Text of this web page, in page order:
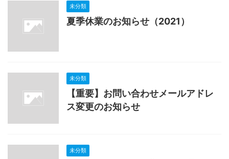
未分類
夏季休業のお知らせ（2021）
未分類
【重要】お問い合わせメールアドレ
ス変更のお知らせ
未分類